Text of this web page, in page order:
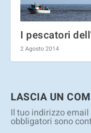
I pescatori
2 Agosto 2014
LASCIA UN
Il tuo indirizzo
obbligatori sono